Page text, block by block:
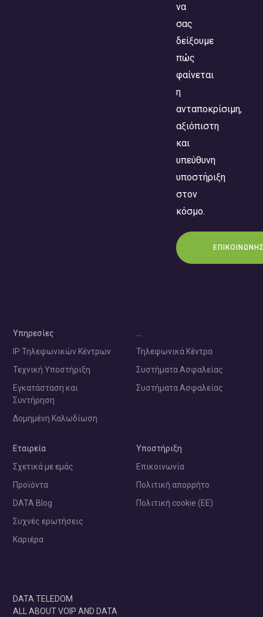
να
σας
δείξουμε
πώς
φαίνεται
η
ανταποκρίσιμη,
αξιόπιστη
και
υπεύθυνη
υποστήριξη
στον
κόσμο.
Υπηρεσίες
IP Τηλεφωνικών Κέντρων
Τεχνική Υποστήριξη
Εγκατάσταση και
Συντήρηση
Δομημένη Καλωδίωση
Τηλεφωνικά Κέντρα
Συστήματα Ασφαλείας
Συστήματα Ασφαλείας
Εταιρεία
Σχετικά με εμάς
Προϊόντα
DATA Blog
Συχνές ερωτήσεις
Καριέρα
Υποστήριξη
Επικοινωνία
Πολιτική απορρήτο
Πολιτική cookie (ΕΕ)
DATA TELEDOM
ALL ABOUT VOIP AND DATA